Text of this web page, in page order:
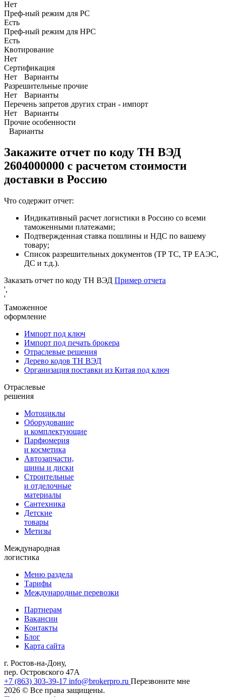
Нет
Преф-ный режим для РС
Есть
Преф-ный режим для НРС
Есть
Квотирование
Нет
Сертификация
Нет
Варианты
Разрешительные прочие
Нет
Варианты
Перечень запретов других стран - импорт
Нет
Варианты
Прочие особенности
Варианты
Закажите отчет по коду ТН ВЭД
2604000000 с расчетом стоимости
доставки в Россию
Что содержит отчет:
Индикативный расчет логистики в Россию со всеми
таможенными платежами;
Подтвержденная ставка пошлины и НДС по вашему
товару;
Список разрешительных документов (ТР ТС, ТР ЕАЭС,
ДС и т.д.).
Заказать отчет по коду ТН ВЭД Пример отчета
',
'
Таможенное
оформление
Импорт под ключ
Импорт под печать брокера
Отраслевые решения
Дерево кодов ТН ВЭД
Организация поставки из Китая под ключ
Отраслевые
решения
Мотоциклы
Оборудование
и комплектующие
Парфюмерия
и косметика
Автозапчасти,
шины и диски
Строительные
и отделочные
материалы
Сантехника
Детские
товары
Метизы
Международная
логистика
Меню раздела
Тарифы
Международные перевозки
Партнерам
Вакансии
Контакты
Блог
Карта сайта
г. Ростов-на-Дону,
пер. Островского 47А
+7 (863) 303-39-17 info@brokerpro.ru Перезвоните мне
2026 © Все права защищены.